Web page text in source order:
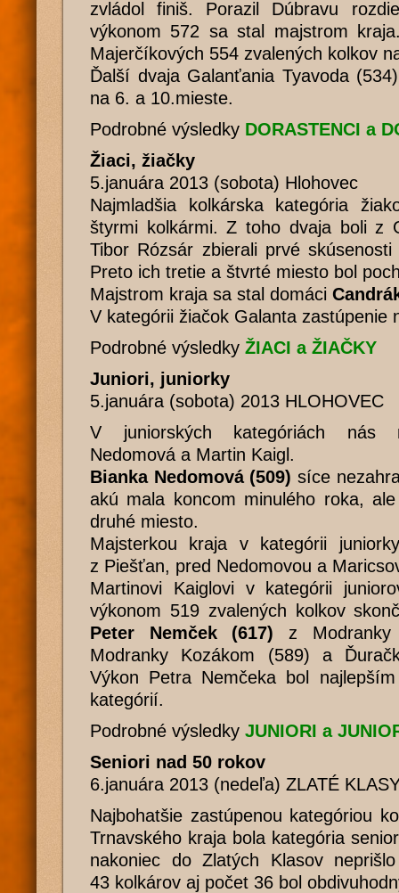
zvládol finiš. Porazil Dúbravu
výkonom 572 sa stal majstrom
Majerčíkových 554 zvalených kolkov
Ďalší dvaja Galanťania Tyavoda
na 6. a 10.mieste.
Podrobné výsledky DORASTENCI a
Žiaci, žiačky
5.januára 2013 (sobota) Hlohovec
Najmladšia kolkárska kategória
štyrmi kolkármi. Z toho dvaja boli z
Tibor Rózsár zbierali prvé
Preto ich tretie a štvrté miesto bol
Majstrom kraja sa stal domáci
V kategórii žiačok Galanta zastúpenie
Podrobné výsledky ŽIACI a ŽIAČKY
Juniori, juniorky
5.januára (sobota) 2013 HLOHOVEC
V juniorských kategóriách nás
Nedomová a Martin Kaigl.
Bianka Nedomová (509) síce
akú mala koncom minulého roka,
druhé miesto.
Majsterkou kraja v kategórii
z Piešťan, pred Nedomovou a
Martinovi Kaiglovi v kategórii
výkonom 519 zvalených kolkov
Peter Nemček (617) z Modranky
Modranky Kozákom (589) a
Výkon Petra Nemčeka bol
kategórií.
Podrobné výsledky JUNIORI a
Seniori nad 50 rokov
6.januára 2013 (nedeľa) ZLATÉ
Najbohatšie zastúpenou kategóriou
Trnavského kraja bola kategória
nakoniec do Zlatých Klasov
43 kolkárov aj počet 36 bol